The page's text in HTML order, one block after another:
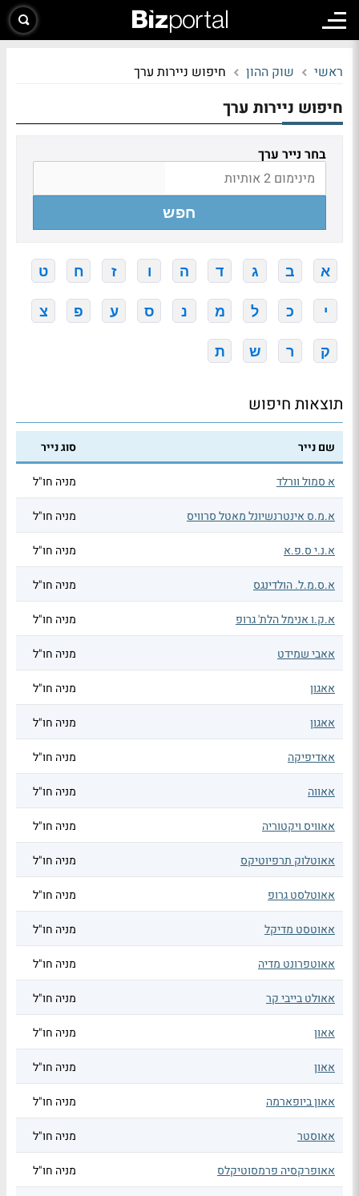
ראשי שוק ההון חיפוש ניירות ערך
חיפוש ניירות ערך
בחר נייר ערך
חפש
א ב ג ד ה ו ז ח ט
י כ ל מ נ ס ע פ צ
ק ר ש ת
תוצאות חיפוש
שם נייר סוג נייר
א סמול וורלד מניה חו"ל
א.מ.ס אינטרנשיונל מאטל סרוויס מניה חו"ל
א.נ.י ס.פ.א מניה חו"ל
א.ס.מ.ל. הולדינגס מניה חו"ל
א.ק.ו אנימל הלת' גרופ מניה חו"ל
אאבי שמידט מניה חו"ל
אאגון מניה חו"ל
אאגון מניה חו"ל
אאדיפיקה מניה חו"ל
אאווה מניה חו"ל
אאוויס ויקטוריה מניה חו"ל
אאוטלוק תרפיוטיקס מניה חו"ל
אאוטלסט גרופ מניה חו"ל
אאוטסט מדיקל מניה חו"ל
אאוטפרונט מדיה מניה חו"ל
אאולט בייבי קר מניה חו"ל
אאון מניה חו"ל
אאון מניה חו"ל
אאון ביופארמה מניה חו"ל
אאוסטר מניה חו"ל
אאופרקסיה פרמסוטיקלס מניה חו"ל